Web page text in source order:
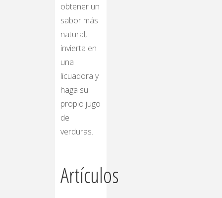
obtener un
sabor más
natural,
invierta en
una
licuadora y
haga su
propio jugo
de
verduras.
Artículos